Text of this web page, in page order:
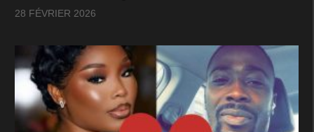
28 FÉVRIER 2026